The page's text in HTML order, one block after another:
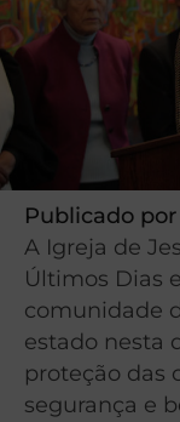
Publicado por
A Igreja de
Últimos Dias
comunidade
estado nesta
proteção das
segurança e